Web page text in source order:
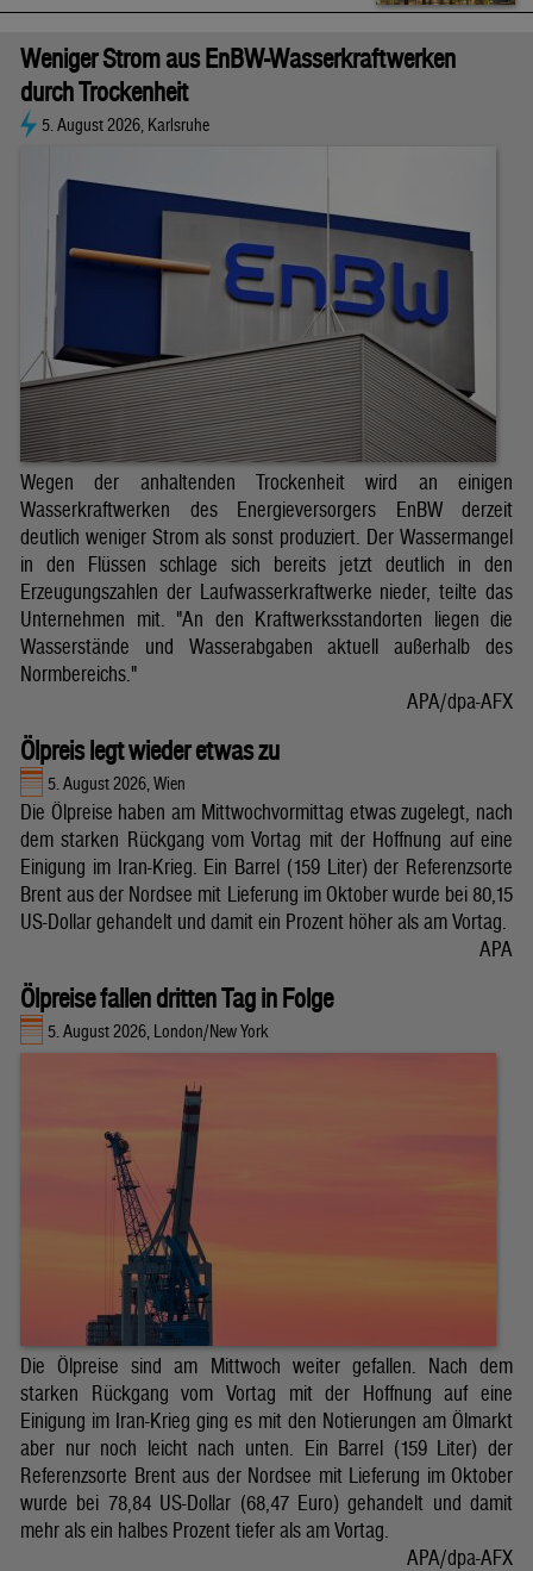
Weniger Strom aus EnBW-Wasserkraftwerken
durch Trockenheit
5. August 2026, Karlsruhe
Wegen der anhaltenden Trockenheit wird an einigen
Wasserkraftwerken des Energieversorgers EnBW derzeit
deutlich weniger Strom als sonst produziert. Der Wassermangel
in den Flüssen schlage sich bereits jetzt deutlich in den
Erzeugungszahlen der Laufwasserkraftwerke nieder, teilte das
Unternehmen mit. "An den Kraftwerksstandorten liegen die
Wasserstände und Wasserabgaben aktuell außerhalb des
Normbereichs."
APA/dpa-AFX
Ölpreis legt wieder etwas zu
5. August 2026, Wien
Die Ölpreise haben am Mittwochvormittag etwas zugelegt, nach
dem starken Rückgang vom Vortag mit der Hoffnung auf eine
Einigung im Iran-Krieg. Ein Barrel (159 Liter) der Referenzsorte
Brent aus der Nordsee mit Lieferung im Oktober wurde bei 80,15
US-Dollar gehandelt und damit ein Prozent höher als am Vortag.
APA
Ölpreise fallen dritten Tag in Folge
5. August 2026, London/New York
Die Ölpreise sind am Mittwoch weiter gefallen. Nach dem
starken Rückgang vom Vortag mit der Hoffnung auf eine
Einigung im Iran-Krieg ging es mit den Notierungen am Ölmarkt
aber nur noch leicht nach unten. Ein Barrel (159 Liter) der
Referenzsorte Brent aus der Nordsee mit Lieferung im Oktober
wurde bei 78,84 US-Dollar (68,47 Euro) gehandelt und damit
mehr als ein halbes Prozent tiefer als am Vortag.
APA/dpa-AFX